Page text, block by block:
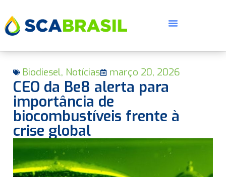
Biodiesel, Notícias março 20, 2026
CEO da Be8 alerta para
importância de
biocombustíveis frente à
crise global